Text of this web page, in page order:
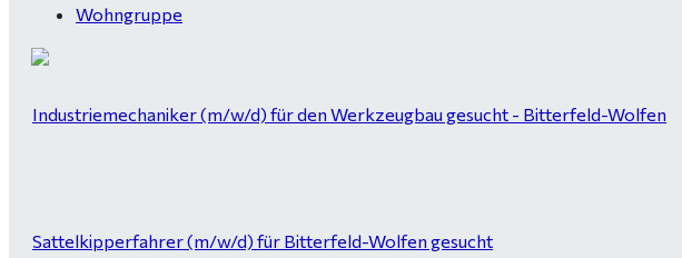
Wohngruppe
Industriemechaniker (m/w/d) für den Werkzeugbau gesucht - Bitterfeld-Wolfen
Sattelkipperfahrer (m/w/d) für Bitterfeld-Wolfen gesucht